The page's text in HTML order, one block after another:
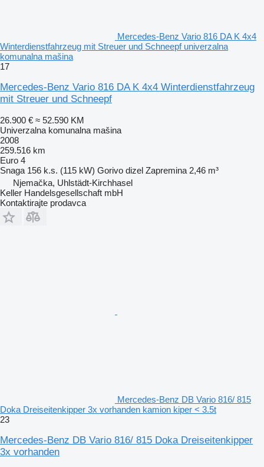
Mercedes-Benz Vario 816 DA K 4x4
Winterdienstfahrzeug mit Streuer und Schneepf univerzalna
komunalna mašina
17
Mercedes-Benz Vario 816 DA K 4x4 Winterdienstfahrzeug
mit Streuer und Schneepf
26.900 € ≈ 52.590 KM
Univerzalna komunalna mašina
2008
259.516 km
Euro 4
Snaga 156 k.s. (115 kW) Gorivo dizel Zapremina 2,46 m³
Njemačka, Uhlstädt-Kirchhasel
Keller Handelsgesellschaft mbH
Kontaktirajte prodavca
Mercedes-Benz DB Vario 816/ 815
Doka Dreiseitenkipper 3x vorhanden kamion kiper < 3.5t
23
Mercedes-Benz DB Vario 816/ 815 Doka Dreiseitenkipper
3x vorhanden